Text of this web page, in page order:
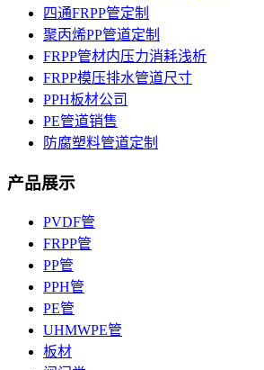
四通FRPP管定制
聚丙烯PP管道定制
FRPP管材内压力消耗浅析
FRPP模压排水管道尺寸
PPH板材公司
PE管道销售
防腐塑料管道定制
产品展示
PVDF管
FRPP管
PP管
PPH管
PE管
UHMWPE管
板材